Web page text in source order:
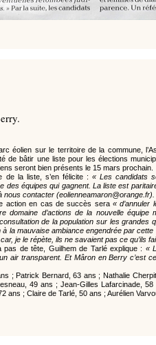
éolien sur le territoire de la commune,
de bâtir une liste pour les élections
seront bien présents le 15 mars prochain.
de la liste, s’en félicite :« Les candidats
des équipes qui gagnent. La liste est
contacter (eolienneamaron@orange.fr).
action en cas de succès sera« d’annuler
domaine d’actions de la nouvelle
de la population sur les grandes
la mauvaise ambiance engendrée par
je le répète, ils ne savaient pas ce qu’ils
pas de tête, Guilhem de Tarlé explique : «
air transparent. Et Mâron en Berry c’est
; Patrick Bernard, 63 ans ; Nathalie
49 ans ; Jean-Gilles Lafarcinade,
ans ; Claire de Tarlé, 50 ans ; Aurélien